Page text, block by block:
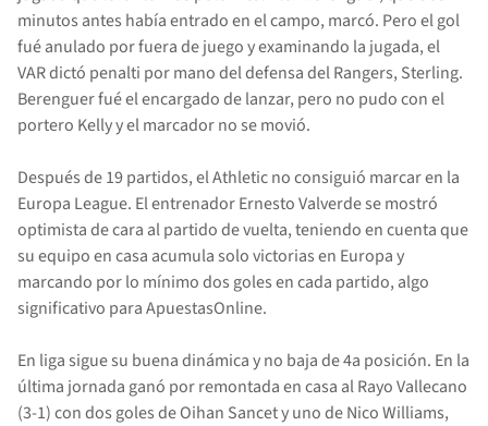
minutos antes había entrado en el campo, marcó. Pero el gol
fué anulado por fuera de juego y examinando la jugada, el
VAR dictó penalti por mano del defensa del Rangers, Sterling.
Berenguer fué el encargado de lanzar, pero no pudo con el
portero Kelly y el marcador no se movió.
Después de 19 partidos, el Athletic no consiguió marcar en la
Europa League. El entrenador Ernesto Valverde se mostró
optimista de cara al partido de vuelta, teniendo en cuenta que
su equipo en casa acumula solo victorias en Europa y
marcando por lo mínimo dos goles en cada partido, algo
significativo para ApuestasOnline.
En liga sigue su buena dinámica y no baja de 4a posición. En la
última jornada ganó por remontada en casa al Rayo Vallecano
(3-1) con dos goles de Oihan Sancet y uno de Nico Williams,